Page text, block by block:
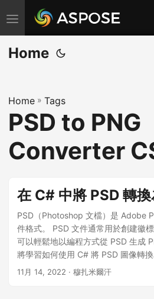
切
换
导
Home
Home » Tags
PSD to PNG
Converter
在 C# 中將 PSD 轉
PSD（Photoshop 文檔）是 Adobe
件格式。 PSD 文件通常用於創建徽
可以輕鬆地以編程方式從 PSD 生成
將學習如何使用 C# 將 PSD 圖像轉換
11月 14, 2022 · 穆扎米爾汗